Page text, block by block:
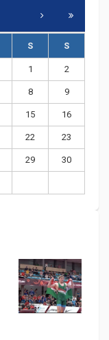
S S
1 2
8 9
15 16
22 23
29 30